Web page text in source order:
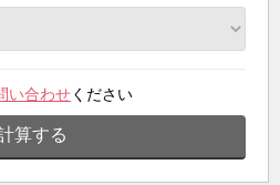
い合わせください
算する